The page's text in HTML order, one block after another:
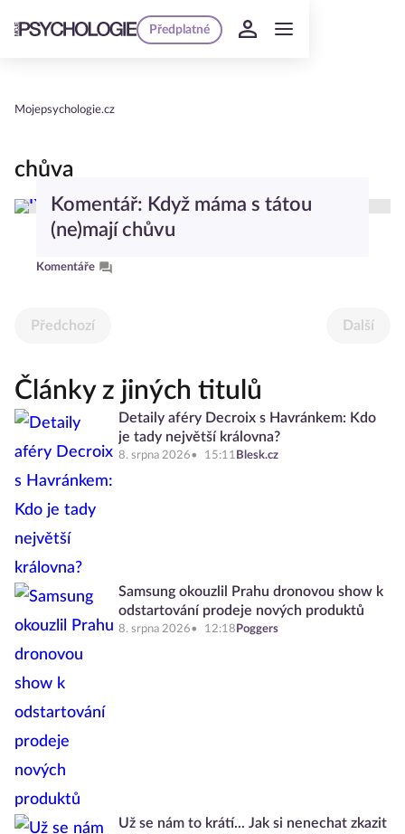
Předplatné
Mojepsychologie.cz
chůva
Komentář: Když máma s tátou
(ne)mají chůvu
Komentáře
Předchozí Další
Články z jiných titulů
Detaily aféry Decroix s Havránkem: Kdo
je tady největší královna?
8. srpna 2026 15:11 Blesk.cz
Samsung okouzlil Prahu dronovou show k
odstartování prodeje nových produktů
8. srpna 2026 12:18 Poggers
Už se nám to krátí... Jak si nenechat zkazit